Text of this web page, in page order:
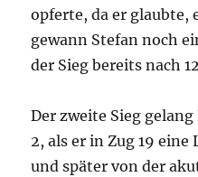
opferte, da er glaubte,
gewann Stefan noch
der Sieg bereits nach
Der zweite Sieg
2, als er in Zug 19
und später von der